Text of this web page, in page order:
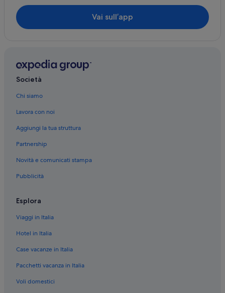
Vai sull’app
Società
Chi siamo
Lavora con noi
Aggiungi la tua struttura
Partnership
Novità e comunicati stampa
Pubblicità
Esplora
Viaggi in Italia
Hotel in Italia
Case vacanze in Italia
Pacchetti vacanza in Italia
Voli domestici